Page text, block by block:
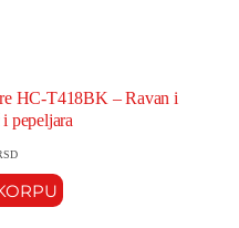
HC-T418BK – Ravan i
pepeljara